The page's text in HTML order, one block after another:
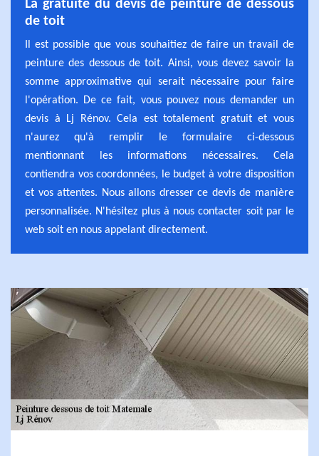
La gratuité du devis de peinture de dessous
de toit
Il est possible que vous souhaitiez de faire un travail de
peinture des dessous de toit. Ainsi, vous devez savoir la
somme approximative qui serait nécessaire pour faire
l'opération. De ce fait, vous pouvez nous demander un
devis à Lj Rénov. Cela est totalement gratuit et vous
n'aurez qu'à remplir le formulaire ci-dessous
mentionnant les informations nécessaires. Cela
contiendra vos coordonnées, le budget à votre disposition
et vos attentes. Nous allons dresser ce devis de manière
personnalisée. N'hésitez plus à nous contacter soit par le
web soit en nous appelant directement.